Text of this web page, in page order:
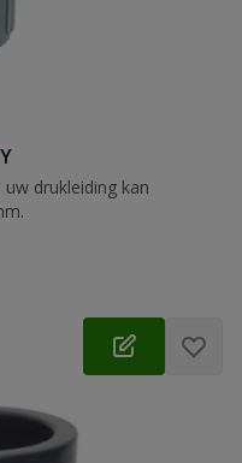
drukleiding kan